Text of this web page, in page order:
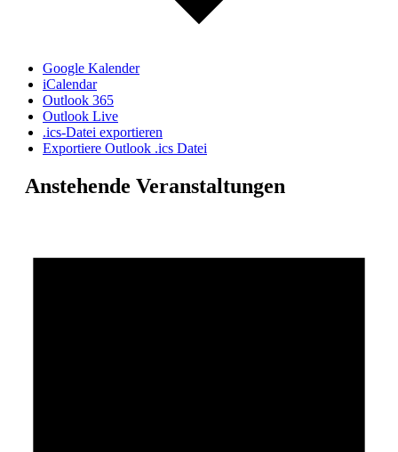
Google Kalender
iCalendar
Outlook 365
Outlook Live
.ics-Datei exportieren
Exportiere Outlook .ics Datei
Anstehende Veranstaltungen